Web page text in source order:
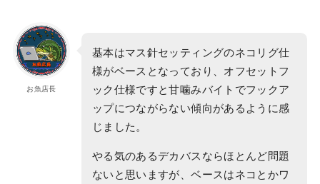
お魚店長
基本はマス針セッティングのネコリグ仕
様がベースとなっており、オフセットフ
ック仕様ですと甘噛みバイトでフックア
ップにつながらない傾向があるように感
じました。
やる気のあるデカバスならほとんど問題
ないと思いますが、ベースはネコとかワ